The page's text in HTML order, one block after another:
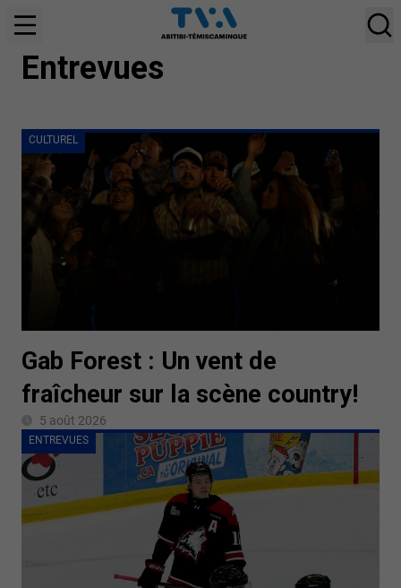
Entrevues
CULTUREL
Gab Forest : Un vent de
fraîcheur sur la scène country!
5 août 2026
ENTREVUES